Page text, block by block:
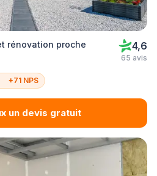
rénovation proche
4,6
65 avis
+71 NPS
un devis gratuit